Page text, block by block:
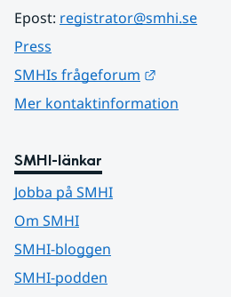
Epost: registrator@smhi.se
Press
SMHIs frågeforum
Mer kontaktinformation
SMHI-länkar
Jobba på SMHI
Om SMHI
SMHI-bloggen
SMHI-podden